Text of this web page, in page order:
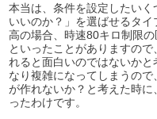
本当は、条件を設定したい
いいのか？」を選ばせるタ
高の場合、時速80キロ制限
といったことがありますの
れると面白いのではないか
なり複雑になってしまうの
が作れないか？と考えた時
ったわけです。